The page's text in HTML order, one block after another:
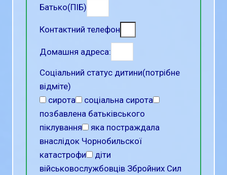
Батько(ПІБ)
Контактний телефон
Домашня адреса:
Соціальний статус дитини(потрібне
відміте)
сирота
соціальна сирота
позбавлена батьківського
піклування
яка постраждала
внаслідок Чорнобильскої
катастрофи
діти
військовослужбовців Збройних Сил